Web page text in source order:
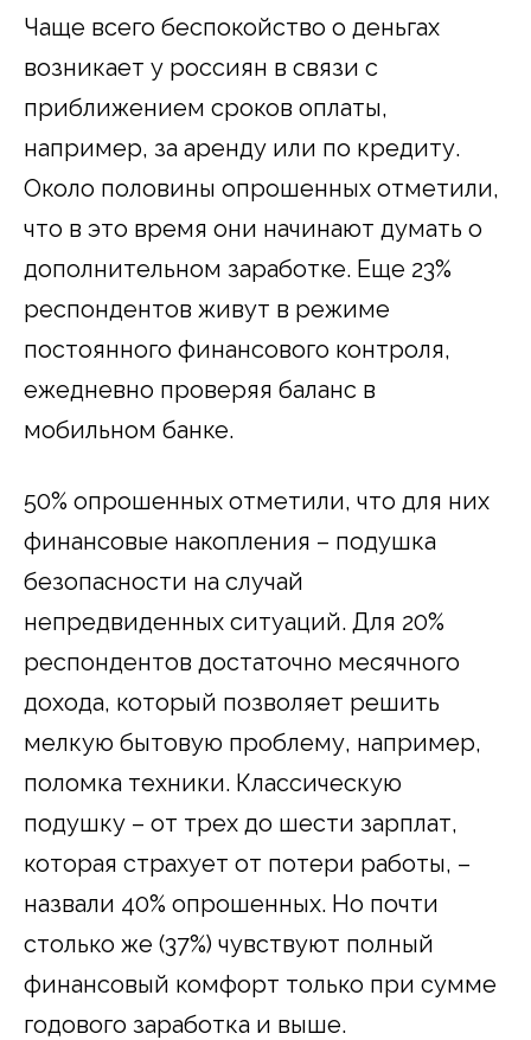
Чаще всего беспокойство о деньгах
возникает у россиян в связи с
приближением сроков оплаты,
например, за аренду или по кредиту.
Около половины опрошенных отметили,
что в это время они начинают думать о
дополнительном заработке. Еще 23%
респондентов живут в режиме
постоянного финансового контроля,
ежедневно проверяя баланс в
мобильном банке.
50% опрошенных отметили, что для них
финансовые накопления – подушка
безопасности на случай
непредвиденных ситуаций. Для 20%
респондентов достаточно месячного
дохода, который позволяет решить
мелкую бытовую проблему, например,
поломка техники. Классическую
подушку – от трех до шести зарплат,
которая страхует от потери работы, –
назвали 40% опрошенных. Но почти
столько же (37%) чувствуют полный
финансовый комфорт только при сумме
годового заработка и выше.